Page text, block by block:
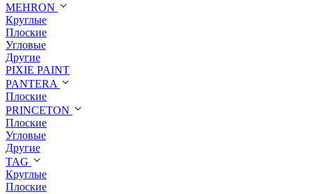
MEHRON
Круглые
Плоские
Угловые
Другие
PIXIE PAINT
PANTERA
Плоские
PRINCETON
Плоские
Угловые
Другие
TAG
Круглые
Плоские